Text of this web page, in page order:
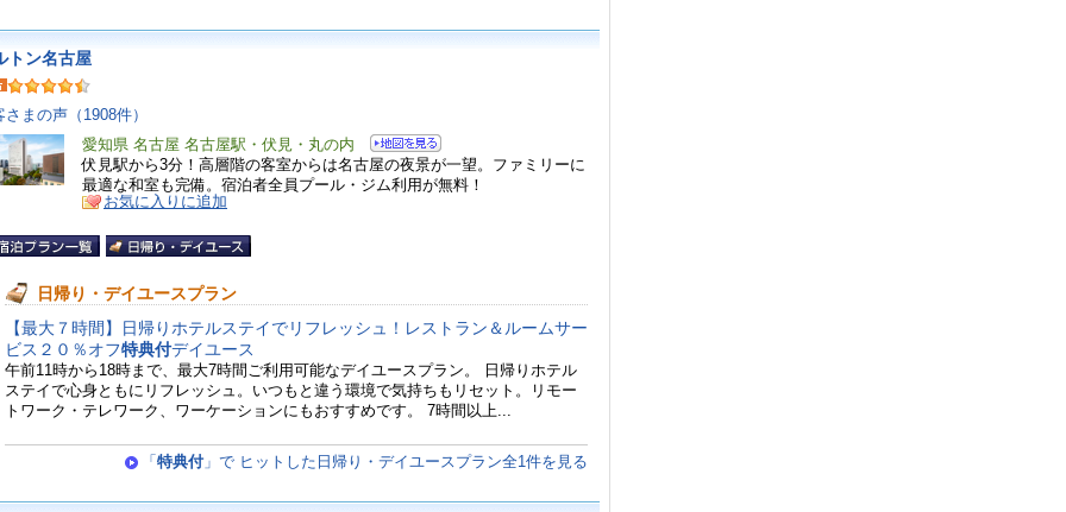
トン名古屋
さまの声（1908件）
愛知県 名古屋 名古屋駅・伏見・丸の内
伏見駅から3分！高層階の客室からは名古屋の夜景が一望。ファミリーに
最適な和室も完備。宿泊者全員プール・ジム利用が無料！
お気に入りに追加
日帰り・デイユースプラン
【最大７時間】日帰りホテルステイでリフレッシュ！レストラン＆ルームサー
ビス２０％オフ特典付デイユース
午前11時から18時まで、最大7時間ご利用可能なデイユースプラン。 日帰りホテル
ステイで心身ともにリフレッシュ。いつもと違う環境で気持ちもリセット。リモー
トワーク・テレワーク、ワーケーションにもおすすめです。 7時間以上...
「 特典付」で ヒットした日帰り・デイユースプラン全1件を見る